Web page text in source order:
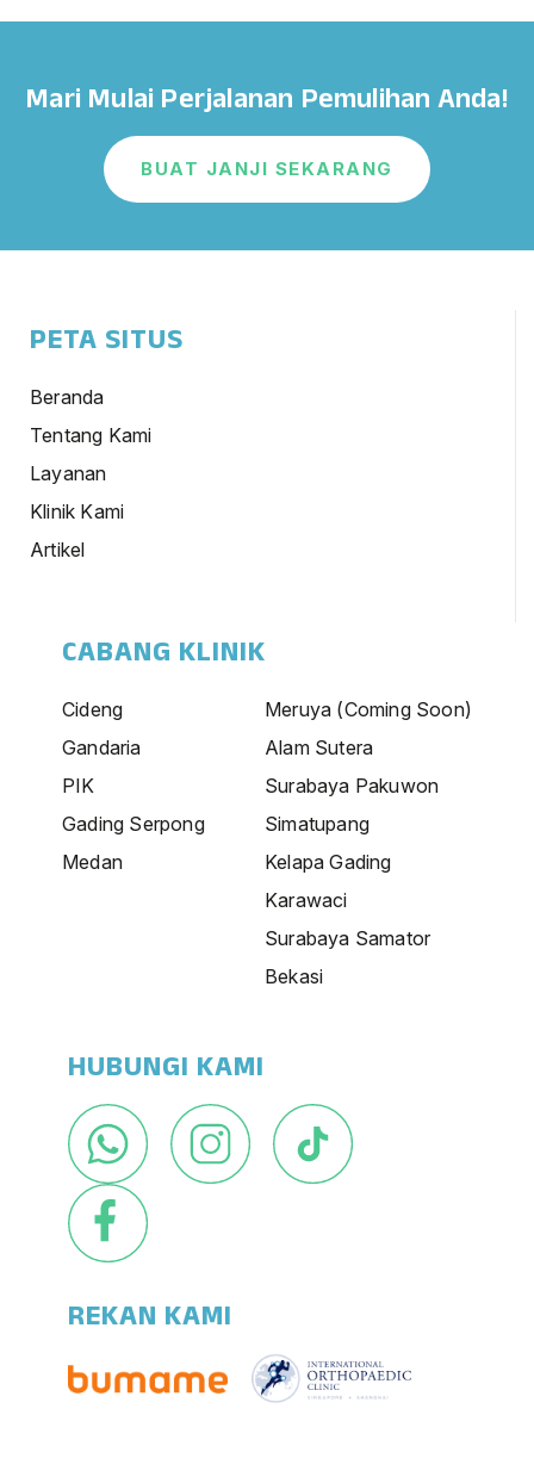
Mari Mulai Perjalanan Pemulihan Anda!
BUAT JANJI SEKARANG
PETA SITUS
Beranda
Tentang Kami
Layanan
Klinik Kami
Artikel
CABANG KLINIK
Cideng
Gandaria
PIK
Gading Serpong
Medan
Meruya (Coming Soon)
Alam Sutera
Surabaya Pakuwon
Simatupang
Kelapa Gading
Karawaci
Surabaya Samator
Bekasi
HUBUNGI KAMI
REKAN KAMI